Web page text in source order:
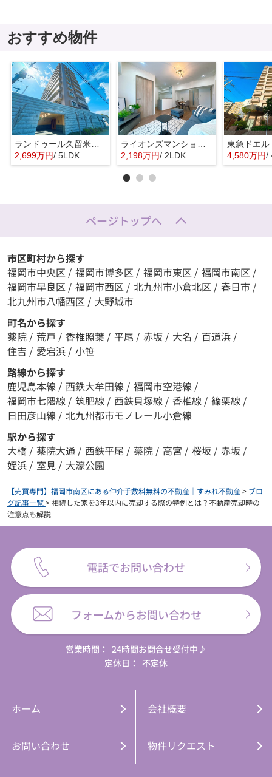
おすすめ物件
ランドゥール久留米サウスステージ☆仲介手数料無料☆
2,699万円/ 5LDK
2,198万円/ 2LDK 4,580万円/
ページトップへ
市区町村から探す
福岡市中央区 / 福岡市博多区 / 福岡市東区 / 福岡市南区 /
福岡市早良区 / 福岡市西区 / 北九州市小倉北区 / 春日市 /
北九州市八幡西区 / 大野城市
町名から探す
薬院 / 荒戸 / 香椎照葉 / 平尾 / 赤坂 / 大名 / 百道浜 /
住吉 / 愛宕浜 / 小笹
路線から探す
鹿児島本線 / 西鉄大牟田線 / 福岡市空港線 /
福岡市七隈線 / 筑肥線 / 西鉄貝塚線 / 香椎線 / 篠栗線 /
日田彦山線 / 北九州都市モノレール小倉線
駅から探す
大橋 / 薬院大通 / 西鉄平尾 / 薬院 / 高宮 / 桜坂 / 赤坂 /
姪浜 / 室見 / 大濠公園
【売買専門】福岡市南区にある仲介手数料無料の不動産｜すみれ不動産> ブロ
グ記事一覧>相続した家を3年以内に売却する際の特例とは？不動産売却時の
注意点も解説
電話でお問い合わせ
フォームからお問い合わせ
営業時間：
24時間お問合せ受付中♪
定休日：
不定休
ホーム 会社概要
お問い合わせ 物件リクエスト